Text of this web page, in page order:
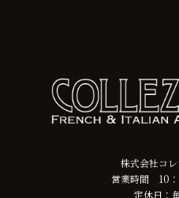
株式会社コ
営業時間 10
定休日：